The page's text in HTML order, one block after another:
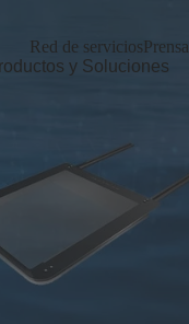
y Soluciones
Red de serviciosPrensa